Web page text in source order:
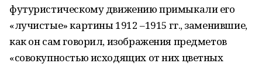
футуристическому движению примыкали его
«лучистые» картины 1912 –1915 гг., заменившие,
как он сам говорил, изображения предметов
«совокупностью исходящих от них цветных